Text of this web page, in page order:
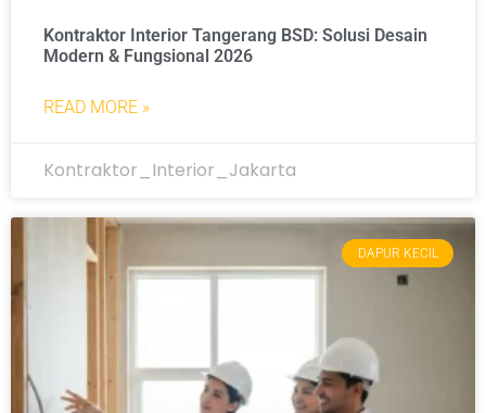
Kontraktor Interior Tangerang BSD: Solusi Desain
Modern & Fungsional 2026
READ MORE »
Kontraktor_Interior_Jakarta
DAPUR KECIL